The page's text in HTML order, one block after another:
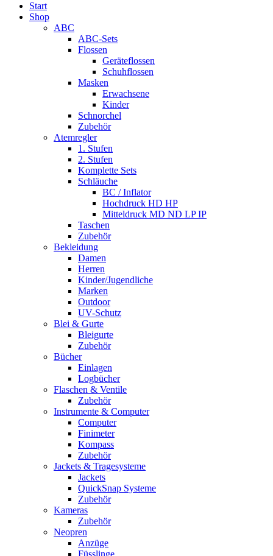
Start
Shop
ABC
ABC-Sets
Flossen
Geräteflossen
Schuhflossen
Masken
Erwachsene
Kinder
Schnorchel
Zubehör
Atemregler
1. Stufen
2. Stufen
Komplette Sets
Schläuche
BC / Inflator
Hochdruck HD HP
Mitteldruck MD ND LP IP
Taschen
Zubehör
Bekleidung
Damen
Herren
Kinder/Jugendliche
Marken
Outdoor
UV-Schutz
Blei & Gurte
Bleigurte
Zubehör
Bücher
Einlagen
Logbücher
Flaschen & Ventile
Zubehör
Instrumente & Computer
Computer
Finimeter
Kompass
Zubehör
Jackets & Tragesysteme
Jackets
QuickSnap Systeme
Zubehör
Kameras
Zubehör
Neopren
Anzüge
Füsslinge